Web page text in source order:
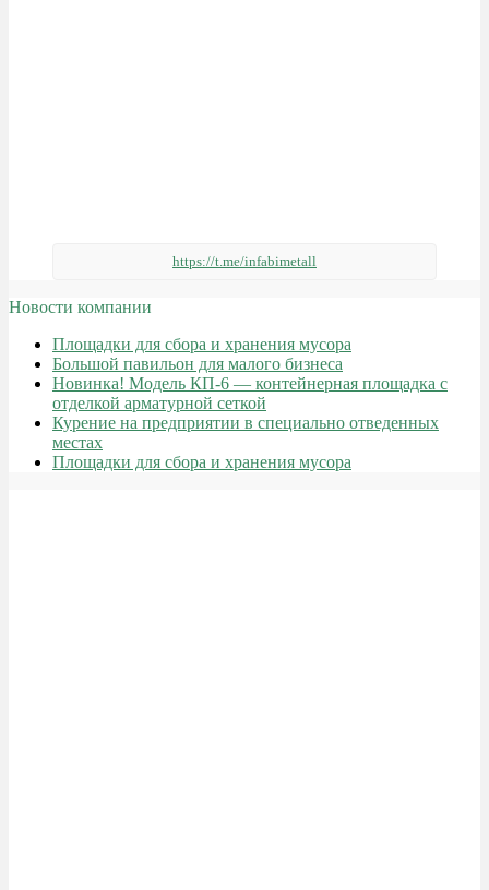
https://t.me/infabimetall
Новости компании
Площадки для сбора и хранения мусора
Большой павильон для малого бизнеса
Новинка! Модель КП-6 — контейнерная площадка с
отделкой арматурной сеткой
Курение на предприятии в специально отведенных
местах
Площадки для сбора и хранения мусора